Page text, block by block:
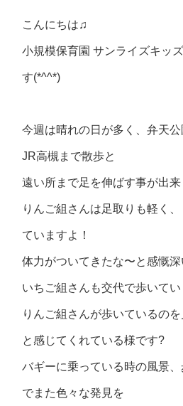
こんにちは♫
小規模保育園 サンライズキッ
す(*^^*)
今週は晴れの日が多く、弁天公
JR高槻まで散歩と
遠い所まで足を伸ばす事が出来
りんご組さんは足取りも軽く
ていますよ！
体力がついてきたな〜と感慨
いちご組さんも交代で歩いて
りんご組さんが歩いているの
と感じてくれている様です?
バギーに乗っている時の風景
でまた色々な発見を